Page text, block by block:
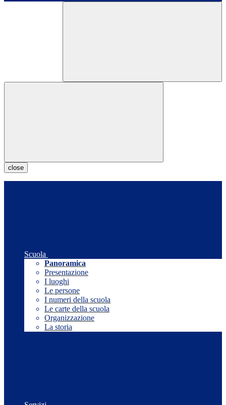
close
Scuola
Panoramica
Presentazione
I luoghi
Le persone
I numeri della scuola
Le carte della scuola
Organizzazione
La storia